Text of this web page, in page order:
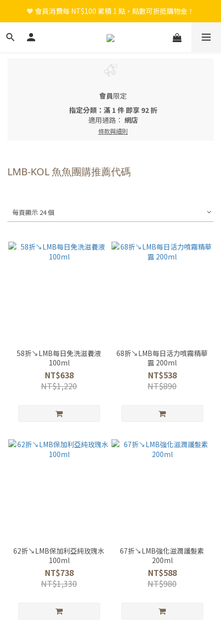
🎉 新會員註冊立即送 $200 購物金＋首購免運！
🧡 會員消費每 NT$100 累積 1 點，點數可折抵購物金！
🎉 新會員註冊立即送 $200 購物金＋首購免運！
會員限定
指定分類：滿 1 件 即享 92 折
適用通路： 網店
條款與細則
LMB-KOL 魚魚團購推薦代碼
每頁顯示 24 個
58折↘LMB每日免洗滋養液
100ml
NT$638
NT$1,220
68折↘LMB每日活力噴霧精華
露 200ml
NT$538
NT$890
62折↘LMB保加利亞純玫瑰水
100ml
NT$738
NT$1,330
67折↘LMB強化滋潤護髮素
200ml
NT$588
NT$980